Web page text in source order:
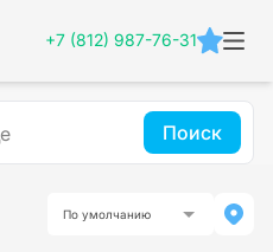
+7 (812) 987-76-31
Поиск
По умолчанию